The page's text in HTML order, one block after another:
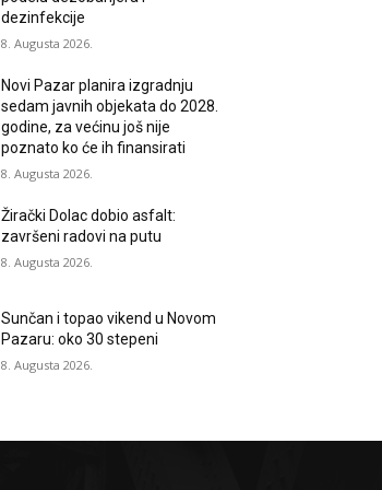
dezinfekcije
8. Augusta 2026.
Novi Pazar planira izgradnju
sedam javnih objekata do 2028.
godine, za većinu još nije
poznato ko će ih finansirati
8. Augusta 2026.
Žirački Dolac dobio asfalt:
završeni radovi na putu
8. Augusta 2026.
Sunčan i topao vikend u Novom
Pazaru: oko 30 stepeni
8. Augusta 2026.